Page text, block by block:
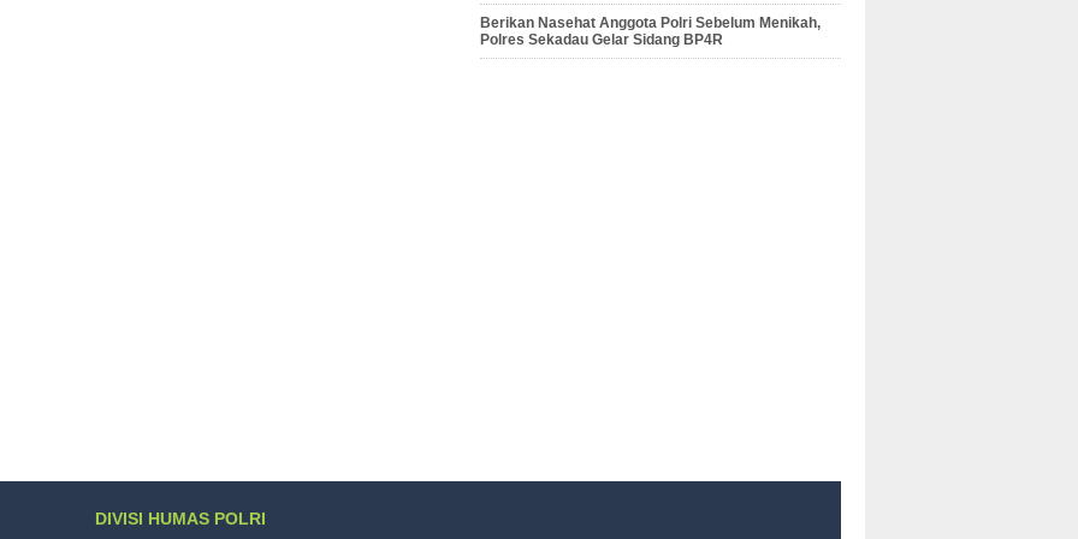
Berikan Nasehat Anggota Polri Sebelum Menikah,
Polres Sekadau Gelar Sidang BP4R
DIVISI HUMAS POLRI